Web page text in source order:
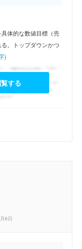
体的な数値目標（売
。トップダウンかつ
)
する
6日